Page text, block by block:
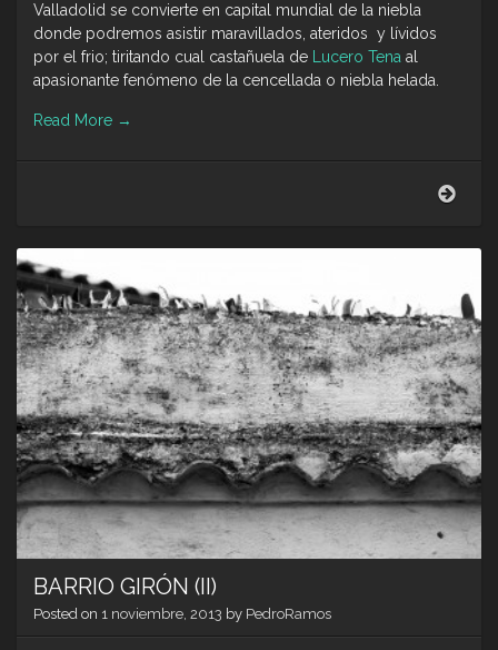
Valladolid se convierte en capital mundial de la niebla
donde podremos asistir maravillados, ateridos y lívidos
por el frio; tiritando cual castañuela de Lucero Tena al
apasionante fenómeno de la cencellada o niebla helada.
Read More →
(o
del
BARRIO GIRÓN (II)
Posted on 1 noviembre, 2013 by PedroRamos